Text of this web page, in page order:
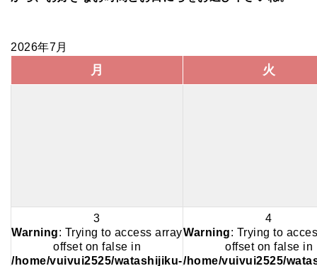
2026年7月
月 火
3
Warning: Trying to access array
offset on false in
/home/vuivui2525/watashijiku-
4
Warning: Trying to
offset on false in
/home/vuivui2525/